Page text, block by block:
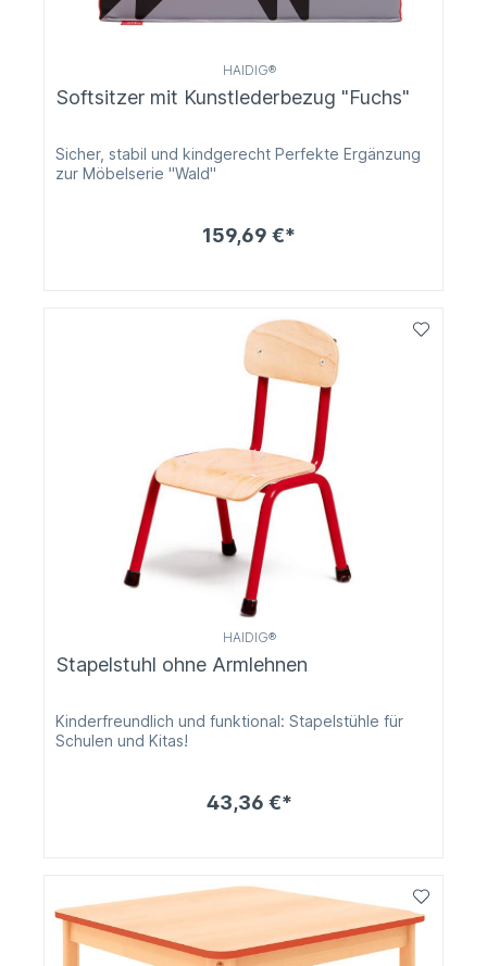
HAIDIG®
Softsitzer mit Kunstlederbezug "Fuchs"
Sicher, stabil und kindgerecht Perfekte Ergänzung
zur Möbelserie "Wald"
159,69 €*
HAIDIG®
Stapelstuhl ohne Armlehnen
Kinderfreundlich und funktional: Stapelstühle für
Schulen und Kitas!
43,36 €*